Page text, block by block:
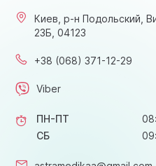
Киев, р-н Подольский,
23Б, 04123
+38 (068) 371-12-29
Viber
ПН-ПТ
СБ